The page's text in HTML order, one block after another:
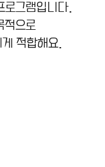
로그램입니다.
적으로
적합해요.